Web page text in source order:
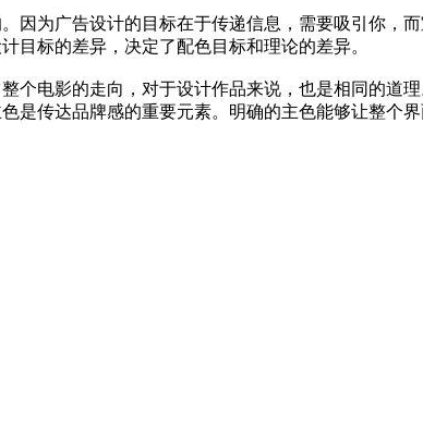
为广告设计的目标在于传递信息，需要吸引你，
目标的差异，决定了配色目标和理论的差异。
电影的走向，对于设计作品来说，也是相同的道
是传达品牌感的重要元素。明确的主色能够让整个